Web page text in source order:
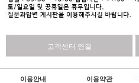
고객센터 연결
이용안내 이용약관